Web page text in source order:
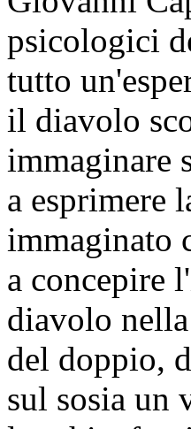
psicologici
tutto
il diavolo
immaginare
a esprimere
immaginato
a concepire
diavolo
del doppio,
sul sosia un